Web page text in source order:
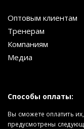
Оптовым клиентам
Тренерам
Компаниям
Медиа
Способы оплаты:
Вы сможете оплатить
предусмотрены